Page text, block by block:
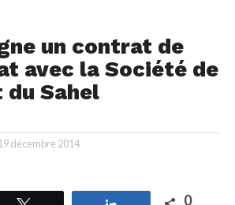
un contrat de
avec la Société de
Sahel
décembre 2014
0